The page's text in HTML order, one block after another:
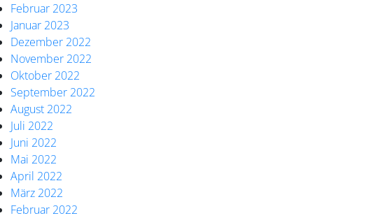
Februar 2023
Januar 2023
Dezember 2022
November 2022
Oktober 2022
September 2022
August 2022
Juli 2022
Juni 2022
Mai 2022
April 2022
März 2022
Februar 2022